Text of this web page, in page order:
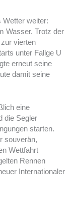
Wetter weiter:
Wasser. Trotz der
vierten
unter Fallge U
erneut seine
damit seine
eine
die Segler
starten.
souverän,
Wettfahrt
Rennen
Internationaler